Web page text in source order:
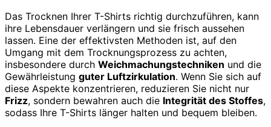
Das Trocknen Ihrer T-Shirts richtig durchzuführen, kann
ihre Lebensdauer verlängern und sie frisch aussehen
lassen. Eine der effektivsten Methoden ist, auf den
Umgang mit dem Trocknungsprozess zu achten,
insbesondere durch Weichmachungstechniken und die
Gewährleistung guter Luftzirkulation. Wenn Sie sich auf
diese Aspekte konzentrieren, reduzieren Sie nicht nur
Frizz, sondern bewahren auch die Integrität des Stoffes,
sodass Ihre T-Shirts länger halten und bequem bleiben.